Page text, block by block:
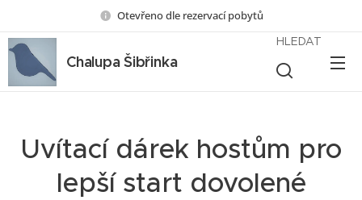
Otevřeno dle rezervací pobytů
Chalupa Šibřinka
HLEDAT
Uvítací dárek hostům pro
lepší start dovolené